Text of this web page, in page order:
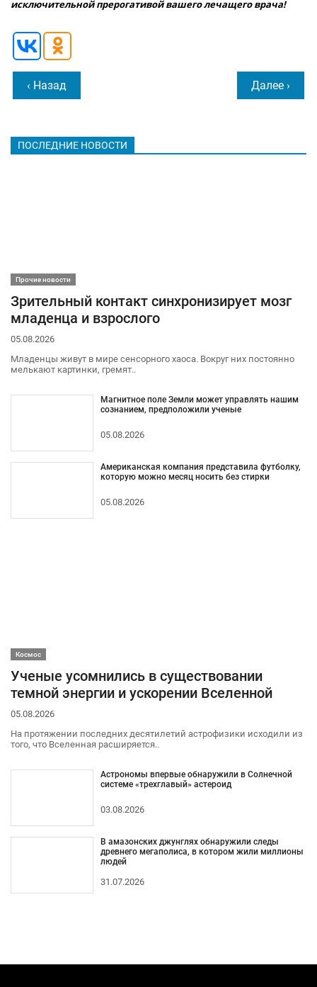
исключительной прерогативой вашего лечащего врача!
‹ Назад Далее ›
ПОСЛЕДНИЕ НОВОСТИ
Прочие новости
Зрительный контакт синхронизирует мозг
младенца и взрослого
05.08.2026
Младенцы живут в мире сенсорного хаоса. Вокруг них постоянно
мелькают картинки, гремят..
Магнитное поле Земли может управлять нашим
сознанием, предположили ученые
05.08.2026
Американская компания представила футболку,
которую можно месяц носить без стирки
05.08.2026
Космос
Ученые усомнились в существовании
темной энергии и ускорении Вселенной
05.08.2026
На протяжении последних десятилетий астрофизики исходили из
того, что Вселенная расширяется..
Астрономы впервые обнаружили в Солнечной
системе «трехглавый» астероид
03.08.2026
В амазонских джунглях обнаружили следы
древнего мегаполиса, в котором жили миллионы
людей
31.07.2026